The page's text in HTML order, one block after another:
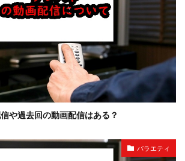
や過去回の動画配信はある？
バラエティ